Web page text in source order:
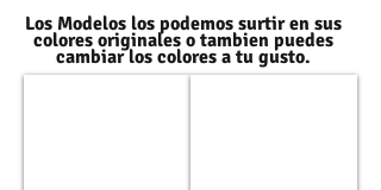
Los Modelos los podemos surtir en sus
colores originales o tambien puedes
cambiar los colores a tu gusto.